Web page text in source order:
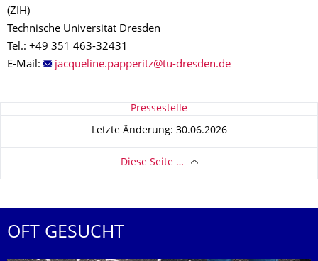
(ZIH)
Technische Universität Dresden
Tel.: +49 351 463-32431
E-Mail:
Zu dieser Seite Pressestelle
Letzte Änderung: 30.06.2026
Diese Seite …
OFT GESUCHT